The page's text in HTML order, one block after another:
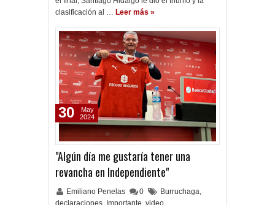
clasificación al … Leer más »
"Algún día me gustaría tener una
revancha en Independiente"
Emiliano Penelas 0 Burruchaga,
declaraciones, Importante, video
30
May
2024